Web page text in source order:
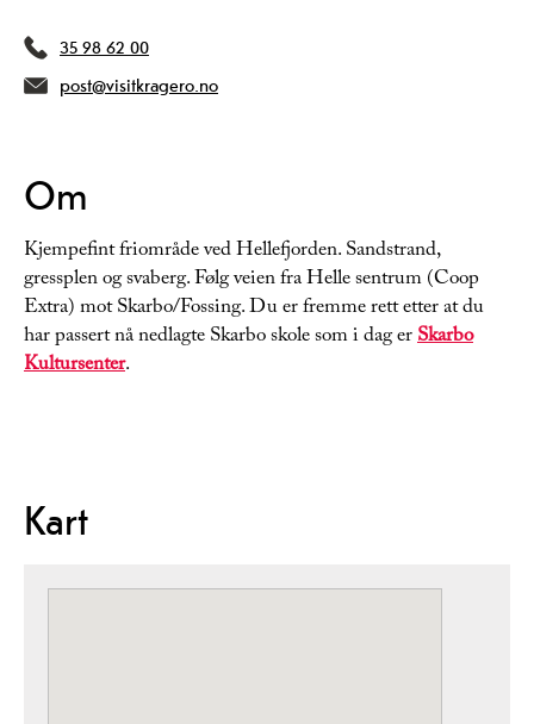
35 98 62 00
post@visitkragero.no
Om
Kjempefint friområde ved Hellefjorden. Sandstrand,
gressplen og svaberg. Følg veien fra Helle sentrum (Coop
Extra) mot Skarbo/Fossing. Du er fremme rett etter at du
har passert nå nedlagte Skarbo skole som i dag erSkarbo
Kultursenter.
Kart